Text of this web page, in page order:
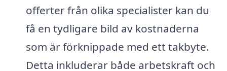
offerter från olika specialister kan du
få en tydligare bild av kostnaderna
som är förknippade med ett takbyte.
Detta inkluderar både arbetskraft och